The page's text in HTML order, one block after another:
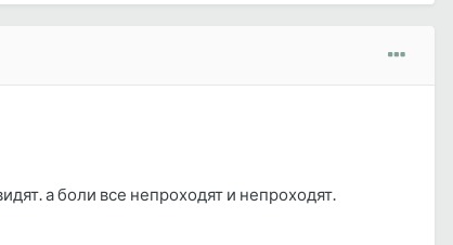
а боли все непроходят и непроходят.